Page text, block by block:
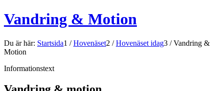
Vandring & Motion
Du är här: Startsida1 / Hovenäset2 / Hovenäset idag3 / Vandring &
Motion
Informationstext